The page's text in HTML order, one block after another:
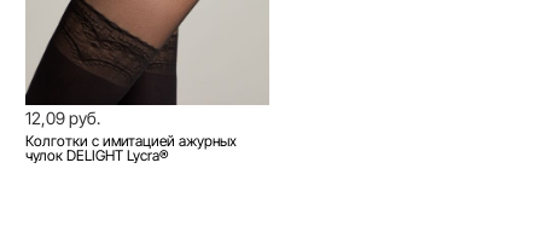
12,09 руб.
Колготки с имитацией ажурных
чулок DELIGHT Lycra®